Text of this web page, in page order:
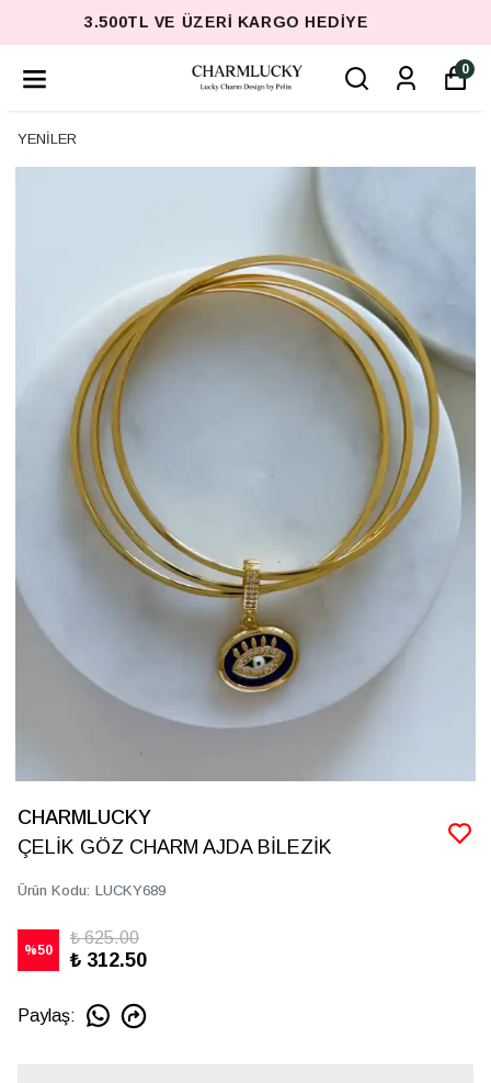
3.500TL VE ÜZERI KARGO HEDIYE
0
YENİLER
CHARMLUCKY
ÇELİK GÖZ CHARM AJDA BİLEZİK
Ürün Kodu: LUCKY689
%50
₺ 625.00
₺ 312.50
Paylaş: